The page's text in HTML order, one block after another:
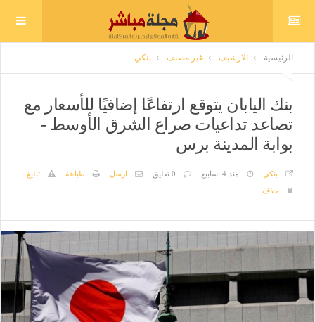
الرئيسية الارشيف غير مصنف بنكي
بنك اليابان يتوقع ارتفاعًا إضافيًا للأسعار مع
تصاعد تداعيات صراع الشرق الأوسط -
بوابة المدينة برس
بنكي منذ 4 اسابيع 0 تعليق ارسل طباعة
تبليغ
حذف